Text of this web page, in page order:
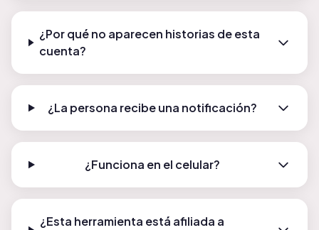
¿Por qué no aparecen historias de esta
cuenta?
¿La persona recibe una notificación?
¿Funciona en el celular?
¿Esta herramienta está afiliada a